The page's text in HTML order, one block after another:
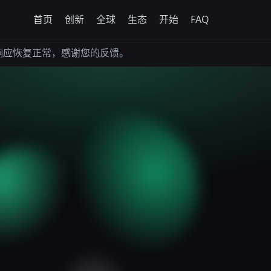
首页 创新 全球 生态 开始 FAQ
正常，感谢您的反馈。